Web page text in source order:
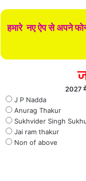
हमारे नए ऐप से अपने
2027 में
J P Nadda
Anurag Thakur
Sukhvider Singh
Jai ram thakur
Non of above